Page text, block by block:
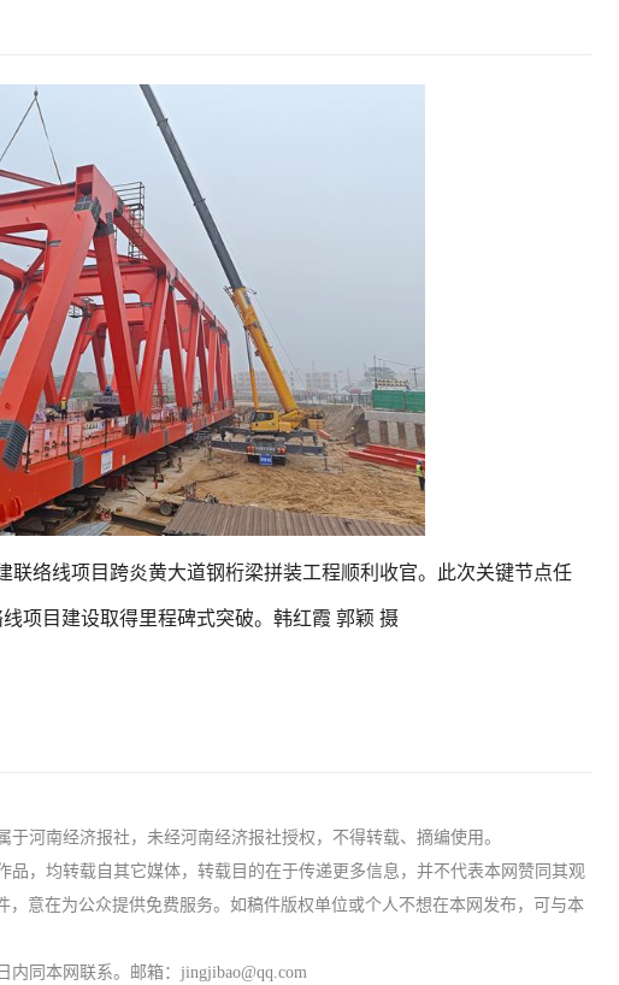
络线项目跨炎黄大道钢桁梁拼装工程顺利收官。此次关键节点任
项目建设取得里程碑式突破。韩红霞 郭颖 摄
河南经济报社，未经河南经济报社授权，不得转载、摘编使用。
品，均转载自其它媒体，转载目的在于传递更多信息，并不代表本网赞同其观
，意在为公众提供免费服务。如稿件版权单位或个人不想在本网发布，可与本
同本网联系。邮箱：jingjibao@qq.com